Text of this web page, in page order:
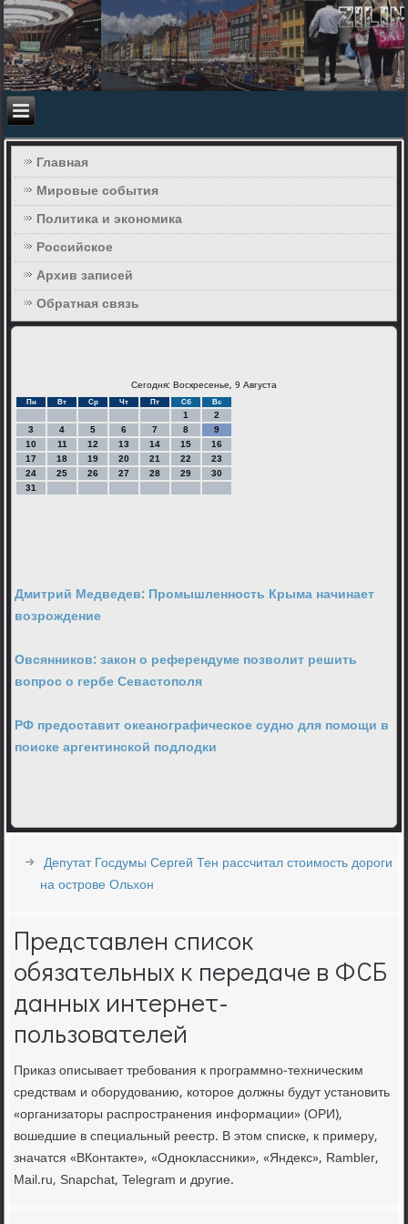
Главная
Мировые события
Политика и экономика
Российское
Архив записей
Обратная связь
Сегодня: Воскресенье, 9 Августа
Пн Вт Ср Чт Пт Сб Вс
1
2
3
4 5 6 7 8
9
10
11 12 13 14 15
16
17
18 19 20 21 22
23
24
25 26 27 28 29
30
31
Дмитрий Медведев: Промышленность Крыма начинает
возрождение
Овсянников: закон о референдуме позволит решить
вопрос о гербе Севастополя
РФ предоставит океанографическое судно для помощи в
поиске аргентинской подлодки
Депутат Госдумы Сергей Тен рассчитал стоимость дороги
на острове Ольхон
Представлен список
обязательных к передаче в ФСБ
данных интернет-
пользователей
Приказ описывает требования к программно-техническим
средствам и оборудованию, которое должны будут установить
«организаторы распространения информации» (ОРИ),
вошедшие в специальный реестр. В этом списке, к примеру,
значатся «ВКонтакте», «Одноклассники», «Яндекс», Rambler,
Mail.ru, Snapchat, Telegram и другие.